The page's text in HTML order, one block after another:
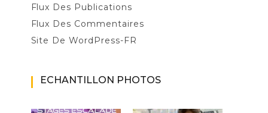
Flux Des Publications
Flux Des Commentaires
Site De WordPress-FR
ECHANTILLON PHOTOS